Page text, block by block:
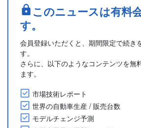
・4月の販売は幅広いモデルに分散し
MPV「リ....
このニュースは有料
す。
会員登録いただくと、期間限定で続き
す。
さらに、以下のようなコンテンツを無
ます。
市場技術レポート
世界の自動車生産 / 販売台数
モデルチェンジ予測